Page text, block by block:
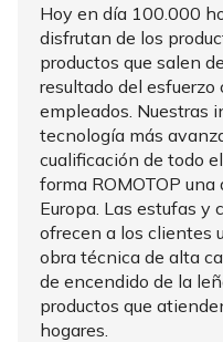
Hoy en día 100.000
disfrutan de los
productos que salen
resultado del
empleados. Nuestras
tecnología más
cualificación de todo
forma ROMOTOP
Europa. Las estufas y
ofrecen a los clientes
obra técnica de alta
de encendido de la
productos que
hogares.